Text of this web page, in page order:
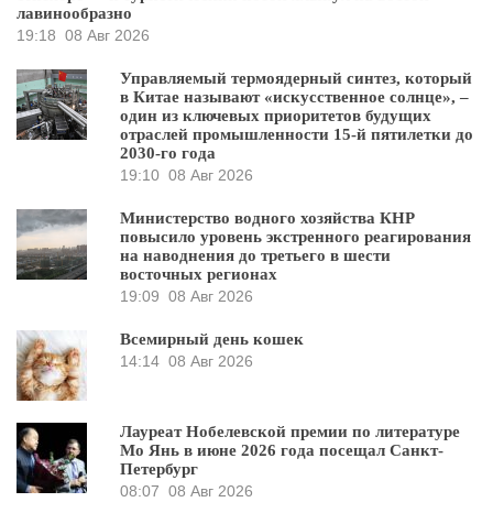
лавинообразно
19:18 08 Авг 2026
Управляемый термоядерный синтез, который
в Китае называют «искусственное солнце», –
один из ключевых приоритетов будущих
отраслей промышленности 15-й пятилетки до
2030-го года
19:10 08 Авг 2026
Министерство водного хозяйства КНР
повысило уровень экстренного реагирования
на наводнения до третьего в шести
восточных регионах
19:09 08 Авг 2026
Всемирный день кошек
14:14 08 Авг 2026
Лауреат Нобелевской премии по литературе
Мо Янь в июне 2026 года посещал Санкт-
Петербург
08:07 08 Авг 2026